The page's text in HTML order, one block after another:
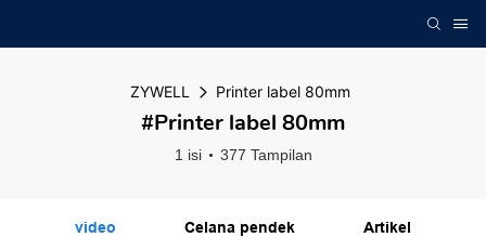
ZYWELL Printer label 80mm
#Printer label 80mm
1 isi 377 Tampilan
video Celana pendek Artikel